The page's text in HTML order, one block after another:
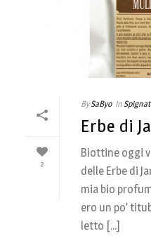
2
By SaByo In
Erbe di
Biottine oggi
delle Erbe di
mia bio
ero un po’
letto [...]